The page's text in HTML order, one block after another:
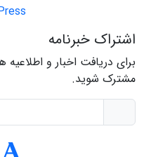
اشتراک خبرنامه
برای دریافت اخبار و
مشترک شوید.